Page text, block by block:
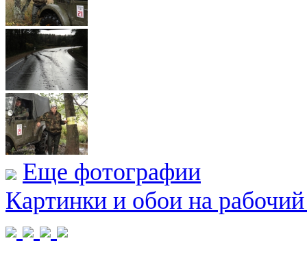
Еще фотографии
Картинки и обои на